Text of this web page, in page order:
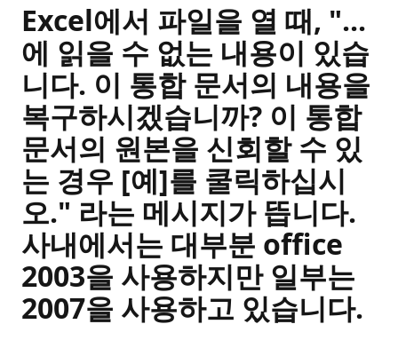
Excel에서 파일을 열 때, "...
에 읽을 수 없는 내용이 있습
니다. 이 통합 문서의 내용을
복구하시겠습니까? 이 통합
문서의 원본을 신회할 수 있
는 경우 [예]를 쿨릭하십시
오." 라는 메시지가 뜹니다.
사내에서는 대부분 office
2003을 사용하지만 일부는
2007을 사용하고 있습니다.